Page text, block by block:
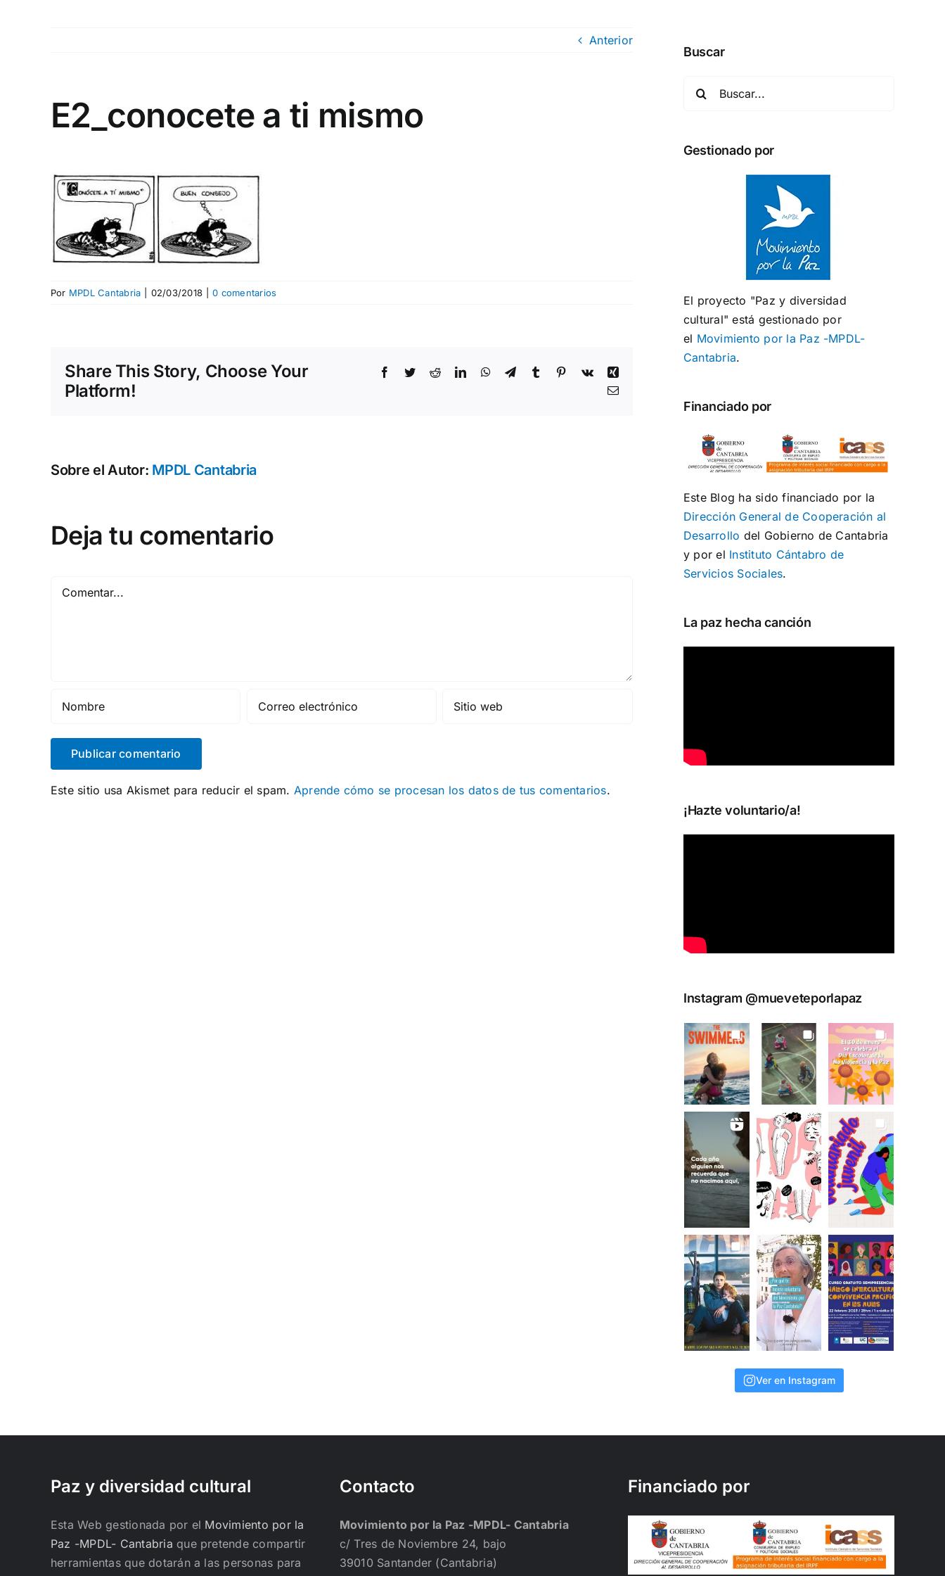
Anterior
E2_conocete a ti mismo
Por MPDL Cantabria 02/03/2018 0 comentarios
Share This Story, Choose Your
Platform!
Facebook
TwitterRedditLinkedInWhatsApp
TelegramTumblr Pinterest
Vk
Xing
Correo
Sobre el Autor: MPDL Cantabria
Deja tu comentario
Comentar
Este sitio usa Akismet para reducir el spam. Aprende cómo se procesan los datos de tus comentarios.
Buscar
Gestionado por
El proyecto "Paz y diversidad
cultural" está gestionado por
el Movimiento por la Paz -MPDL-
Cantabria.
Financiado por
Este Blog ha sido financiado por la
Dirección General de Cooperación al
Desarrollo del Gobierno de Cantabria
y por el Instituto Cántabro de
Servicios Sociales.
La paz hecha canción
¡Hazte voluntario/a!
Instagram @mueveteporlapaz
Ver en Instagram
Paz y diversidad cultural
Esta Web gestionada por el Movimiento por la
Paz -MPDL- Cantabria que pretende compartir
herramientas que dotarán a las personas para
Contacto
Movimiento por la Paz -MPDL- Cantabria
c/ Tres de Noviembre 24, bajo
39010 Santander (Cantabria)
Financiado por